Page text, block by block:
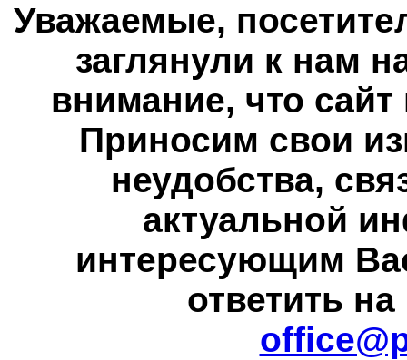
Уважаемые,
заглянули к нам
внимание, что сайт
Приносим свои
неудобства,
актуальной
интересующим
ответить